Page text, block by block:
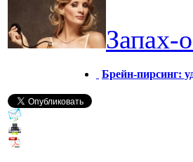
Запах-
Брейн-пирсинг: